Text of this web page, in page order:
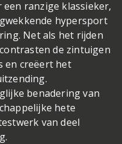
ranzige klassieker,
hypersport
Net als het rijden
de zintuigen
en creëert het
benadering van
hete
van deel